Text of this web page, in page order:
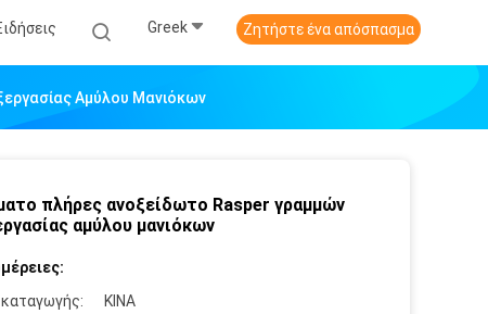
Greek Ζητήστε ένα απόσπασμα
Αμύλου Μανιόκων
πλήρες ανοξείδωτο Rasper γραμμών
αμύλου μανιόκων
ΚΙΝΑ